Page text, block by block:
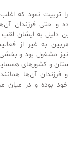
تربیت نمود که اغلب
و حتی فرزندان
به ایشان لقب
به غیر از
نیز مشغول بود و
و کشورهای
فرزندان آن‌ها
بوده و در میان